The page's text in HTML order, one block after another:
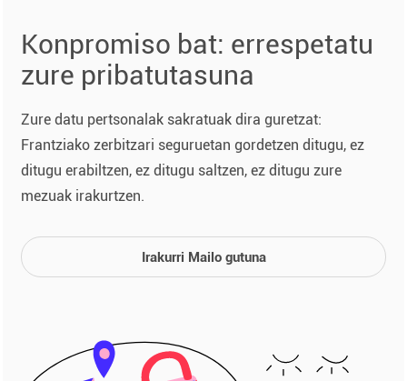
Konpromiso bat: errespetatu
zure pribatutasuna
Zure datu pertsonalak sakratuak dira guretzat:
Frantziako zerbitzari seguruetan gordetzen ditugu, ez
ditugu erabiltzen, ez ditugu saltzen, ez ditugu zure
mezuak irakurtzen.
Irakurri Mailo gutuna